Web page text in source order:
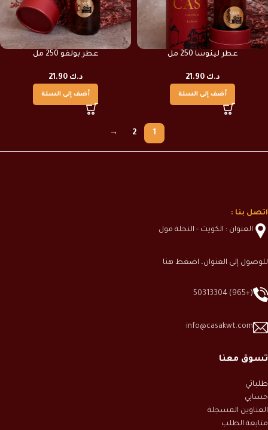
عطر لينوسا 250 مل
د.ك 21.90
أضف إلى السلة
عطر بولفو 250 مل
د.ك 21.90
أضف إلى السلة
1
2
→
اتصل بنا :
العنوان : الكويت - النخلة مول
للوصول إلى العنوان، اضغط هنا
(+965) 50313304
info@casakwt.com
تسوق معنا
طلباتي
حسابي
العناوين المسجلة
متابعة الطلب